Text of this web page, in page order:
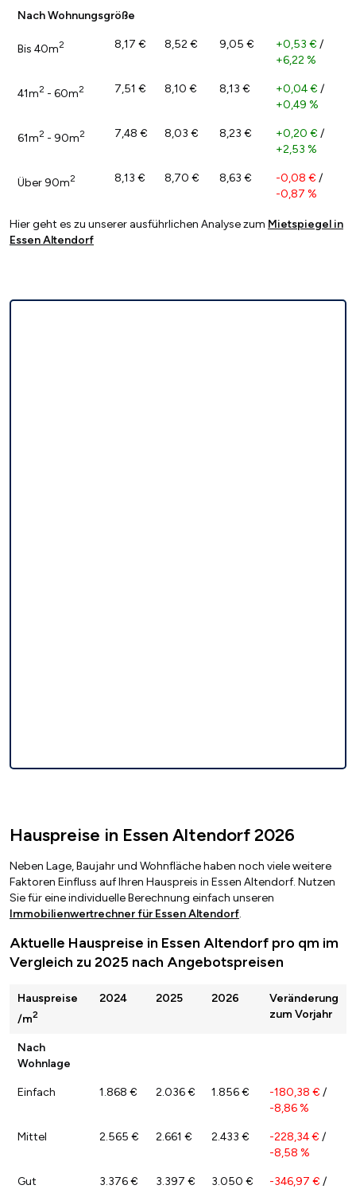
Nach Wohnungsgröße
Bis 40m2 8,17 € 8,52 € 9,05 € +0,53 € /
+6,22 %
41m2 - 60m2 7,51 € 8,10 € 8,13 € +0,04 € /
+0,49 %
61m2 - 90m2 7,48 € 8,03 € 8,23 € +0,20 € /
+2,53 %
Über 90m2 8,13 € 8,70 € 8,63 € -0,08 € /
-0,87 %
Hier geht es zu unserer ausführlichen Analyse zum Mietspiegel in
Essen Altendorf
Hauspreise in Essen Altendorf 2026
Neben Lage, Baujahr und Wohnfläche haben noch viele weitere
Faktoren Einfluss auf Ihren Hauspreis in Essen Altendorf. Nutzen
Sie für eine individuelle Berechnung einfach unseren
Immobilienwertrechner für Essen Altendorf.
Aktuelle Hauspreise in Essen Altendorf pro qm im
Vergleich zu 2025 nach Angebotspreisen
Hauspreise
/m2
2024 2025 2026
Veränderung
zum Vorjahr
Nach
Wohnlage
Einfach 1.868 € 2.036 € 1.856 € -180,38 € /
-8,86 %
Mittel 2.565 € 2.661 € 2.433 € -228,34 € /
-8,58 %
Gut 3.376 € 3.397 € 3.050 € -346,97 € /